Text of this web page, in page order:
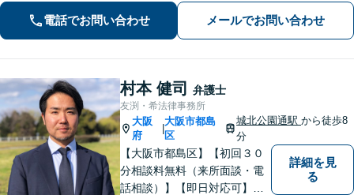
が一番大事にしたい想いを丁寧に伺
い、納得のいく最善の解決策をご提案
いたします。【WEB面談可能】
電話でお問い合わせ メールでお問い合わせ
村本 健司 弁護士
友渕・希法律事務所
大阪
府
|
大阪市都島
区
城北公園通駅から徒歩8
分
【大阪市都島区】【初回３０
分相談料無料（来所面談・電
話相談）】【即日対応可】
詳細を見
る